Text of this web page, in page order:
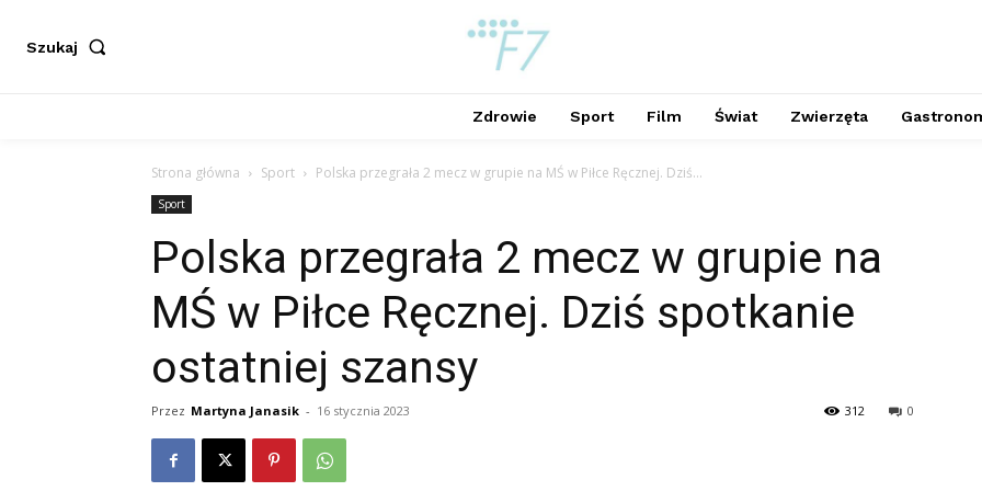
Szukaj
Zdrowie Sport Film Świat Zwierzęta
Strona główna Sport Polska przegrała 2 mecz w grupie na MŚ w Piłce Ręcznej. Dziś...
Sport
Polska przegrała 2 mecz w grupie na
MŚ w Piłce Ręcznej. Dziś spotkanie
ostatniej szansy
Przez Martyna Janasik - 16 stycznia 2023 0
312